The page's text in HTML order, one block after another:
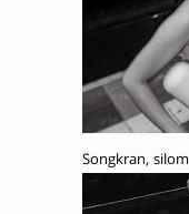
Songkran, silom